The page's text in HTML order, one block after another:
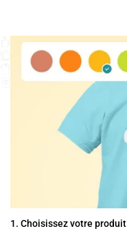
1. Choisissez votre produit